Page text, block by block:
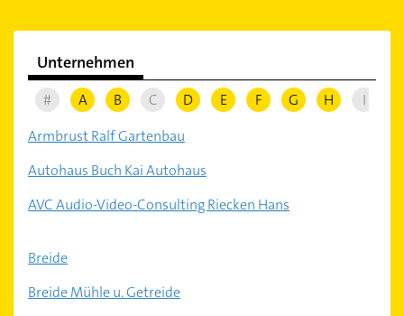
Unternehmen
# A B C D E F G H I
Armbrust Ralf Gartenbau
Autohaus Buch Kai Autohaus
AVC Audio-Video-Consulting Riecken Hans
Breide
Breide Mühle u. Getreide